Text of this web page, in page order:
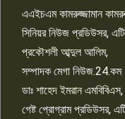
১০
এএইচএম কামরুজ্জামান
সিনিয়র নিউজ প্রডিউসর,
প্রকৌশলী আব্দুল আলিম,
সম্পাদক মেগা
ডাঃ শাহেদ ইমরান এমবিবিএস,
গেষ্ট প্রোগ্রাম প্রডিউসর,